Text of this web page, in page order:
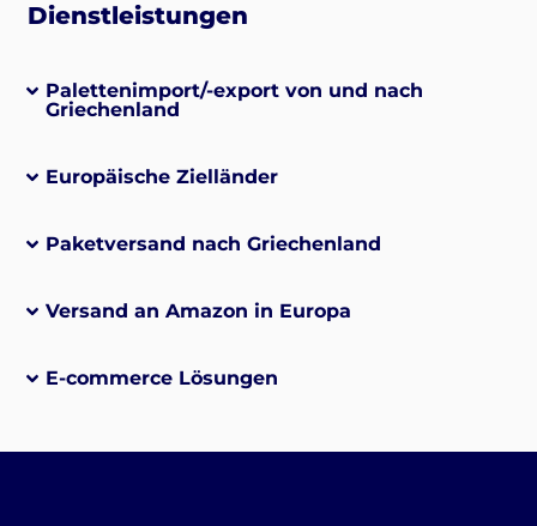
Dienstleistungen
Palettenimport/-export von und nach
Griechenland
Europäische Zielländer
Paketversand nach Griechenland
Versand an Amazon in Europa
E-commerce Lösungen